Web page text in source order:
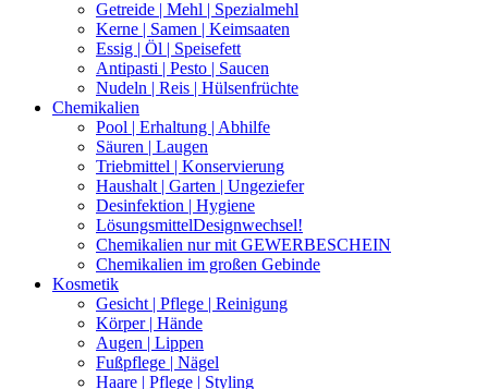
Getreide | Mehl | Spezialmehl
Kerne | Samen | Keimsaaten
Essig | Öl | Speisefett
Antipasti | Pesto | Saucen
Nudeln | Reis | Hülsenfrüchte
Chemikalien
Pool | Erhaltung | Abhilfe
Säuren | Laugen
Triebmittel | Konservierung
Haushalt | Garten | Ungeziefer
Desinfektion | Hygiene
LösungsmittelDesignwechsel!
Chemikalien nur mit GEWERBESCHEIN
Chemikalien im großen Gebinde
Kosmetik
Gesicht | Pflege | Reinigung
Körper | Hände
Augen | Lippen
Fußpflege | Nägel
Haare | Pflege | Styling